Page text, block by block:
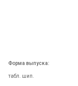
Форма выпуска:
табл. шип.